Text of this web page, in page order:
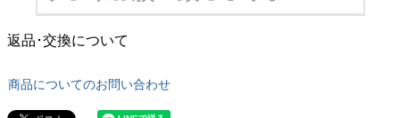
返品･交換について
商品についてのお問い合わせ